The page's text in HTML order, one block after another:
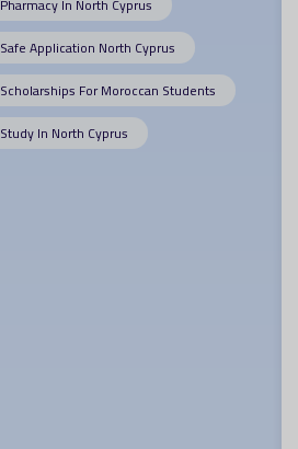
Pharmacy In North Cyprus
Safe Application North Cyprus
Scholarships For Moroccan Students
Study In North Cyprus